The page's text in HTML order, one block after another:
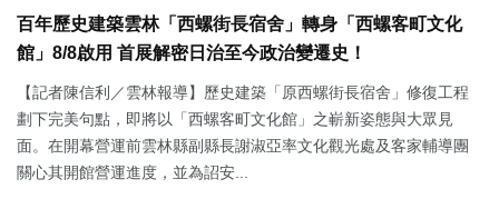
百年歷史建築雲林「西螺街長宿舍」轉身「西螺客町文化
館」8/8啟用 首展解密日治至今政治變遷史！
【記者陳信利／雲林報導】歷史建築「原西螺街長宿舍」修復工程
劃下完美句點，即將以「西螺客町文化館」之嶄新姿態與大眾見
面。在開幕營運前雲林縣副縣長謝淑亞率文化觀光處及客家輔導團
關心其開館營運進度，並為詔安...